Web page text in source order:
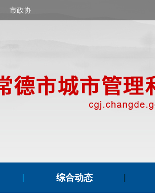
市政协
综合动态